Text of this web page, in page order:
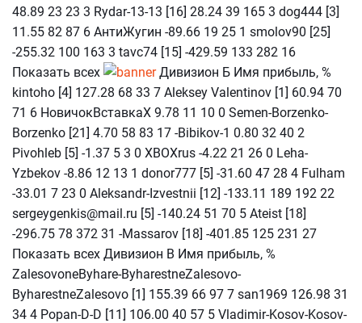
48.89 23 23 3 Rydar-13-13 [16] 28.24 39 165 3 dog444 [3]
11.55 82 87 6 АнтиЖугин -89.66 19 25 1 smolov90 [25]
-255.32 100 163 3 tavc74 [15] -429.59 133 282 16
Показать всех
Дивизион Б Имя прибыль, %
kintoho [4] 127.28 68 33 7 Aleksey Valentinov [1] 60.94 70
71 6 НовичокВставкаХ 9.78 11 10 0 Semen-Borzenko-
Borzenko [21] 4.70 58 83 17 -Bibikov-1 0.80 32 40 2
Pivohleb [5] -1.37 5 3 0 XBOXrus -4.22 21 26 0 Leha-
Yzbekov -8.86 12 13 1 donor777 [5] -31.60 47 28 4 Fulham
-33.01 7 23 0 Aleksandr-Izvestnii [12] -133.11 189 192 22
sergeygenkis@mail.ru [5] -140.24 51 70 5 Ateist [18]
-296.75 78 372 31 -Massarov [18] -401.85 125 231 27
Показать всех Дивизион В Имя прибыль, %
ZalesovoneByhare-ByharestneZalesovo-
ByharestneZalesovo [1] 155.39 66 97 7 san1969 126.98 31
34 4 Popan-D-D [11] 106.00 40 57 5 Vladimir-Kosov-Kosov-